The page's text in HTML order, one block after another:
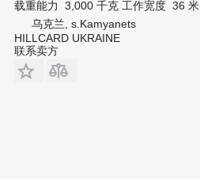
载重能力
3,000 千克 工作宽度 36 米
乌克兰, s.Kamyanets
HILLCARD UKRAINE
联系卖方